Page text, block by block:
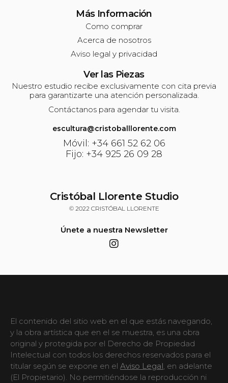
Más Información
Como comprar
Acerca de nosotros
Aviso legal y privacidad
Ver las Piezas
Nuestro estudio recibe exclusivamente con cita previa
para garantizarte una atención personalizada.
Contáctanos para agendar tu visita.
escultura@cristoballlorente.com
Móvil: +34 661 52 62 06
Fijo: +34 925 26 09 28
Cristóbal Llorente Studio
© 2022 CRISTÓBAL LLORENTE
Únete a nuestra Newsletter
El contenido del sitio web en el que estás navegando,
y la obra artística que en el se muestra, es una obra
original y protegida por el Derecho de Propiedad
Intelectual con todos los derechos reservados para el
titular según se expone en el Aviso Legal, en adelante
(El Propietario). No permitiéndose la reproducción ni